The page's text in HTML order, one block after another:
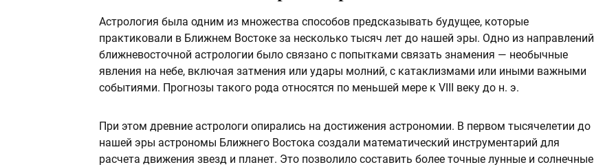
Астрология была одним из множества способов предсказывать будущее, которые
практиковали в Ближнем Востоке за несколько тысяч лет до нашей эры. Одно из направлений
ближневосточной астрологии было связано с попытками связать знамения — необычные
явления на небе, включая затмения или удары молний, с катаклизмами или иными важными
событиями. Прогнозы такого рода относятся по меньшей мере к VIII веку до н. э.
При этом древние астрологи опирались на достижения астрономии. В первом тысячелетии до
нашей эры астрономы Ближнего Востока создали математический инструментарий для
расчета движения звезд и планет. Это позволило составить более точные лунные и солнечные